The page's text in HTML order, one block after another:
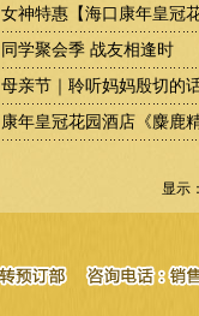
女神特惠【海口康年皇冠
同学聚会季 战友相逢时
母亲节｜聆听妈妈殷切的
康年皇冠花园酒店《麋鹿
显示